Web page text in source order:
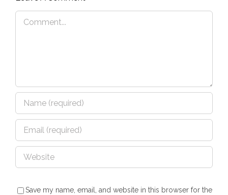
Save my name, email, and website in this browser for the